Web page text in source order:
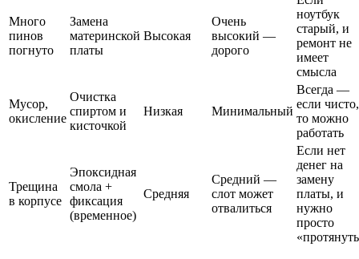
Много
пинов
погнуто
Замена
материнской
платы
Высокая
Очень
высокий —
дорого
ноутбук
старый, и
ремонт не
имеет
смысла
Мусор,
окисление
Очистка
спиртом и
кисточкой
Низкая Минимальный
Всегда —
если чисто,
то можно
работать
Трещина
в корпусе
Эпоксидная
смола +
фиксация
(временное)
Средняя
Средний —
слот может
отвалиться
Если нет
денег на
замену
платы, и
нужно
просто